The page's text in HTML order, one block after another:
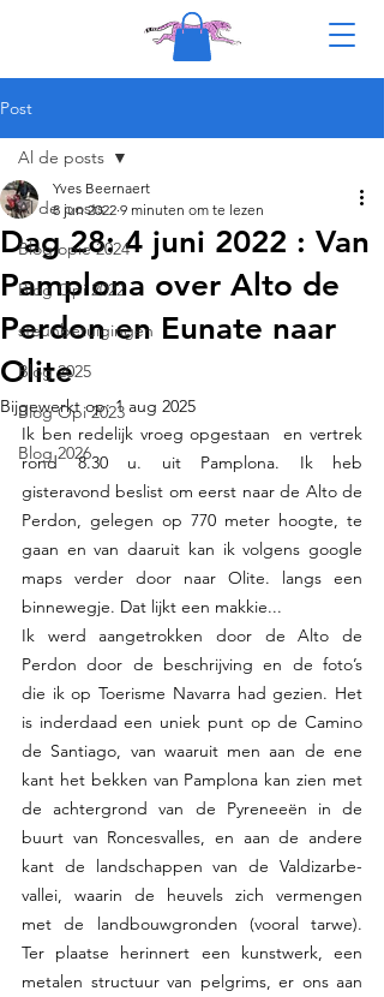
Post
Al de posts
Blog opie 2024
Blog Opi 2022
steunbetuigingen
Blog 2025
Blog Opi 2023
Blog 2026
Al de posts
Dag 28: 4 juni 2022 : Van
Pamplona over Alto de
Perdon en Eunate naar
Olite
Yves Beernaert
8 jun 2022 9 minuten om te lezen
Bijgewerkt op:1 aug 2025
Ik ben redelijk vroeg opgestaan  en vertrek
rond 8.30 u. uit Pamplona. Ik heb
gisteravond beslist om eerst naar de Alto de
Perdon, gelegen op 770 meter hoogte, te
gaan en van daaruit kan ik volgens google
maps verder door naar Olite. langs een
binnewegje. Dat lijkt een makkie...
Ik werd aangetrokken door de Alto de
Perdon door de beschrijving en de foto’s
die ik op Toerisme Navarra had gezien. Het
is inderdaad een uniek punt op de Camino
de Santiago, van waaruit men aan de ene
kant het bekken van Pamplona kan zien met
de achtergrond van de Pyreneeën in de
buurt van Roncesvalles, en aan de andere
kant de landschappen van de Valdizarbe-
vallei, waarin de heuvels zich vermengen
met de landbouwgronden (vooral tarwe).
Ter plaatse herinnert een kunstwerk, een
metalen structuur van pelgrims, er ons aan